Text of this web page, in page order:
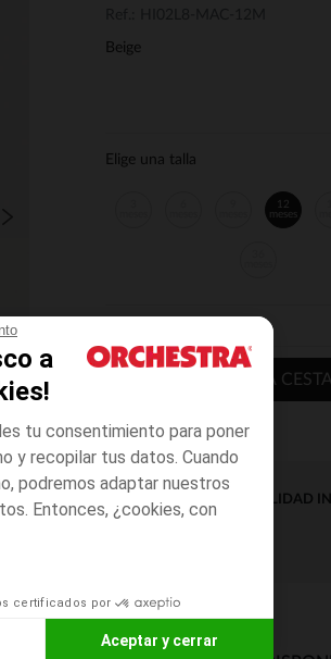
a
tu consentimiento para poner
y recopilar tus datos. Cuando
podremos adaptar nuestros
Entonces, ¿cookies, con
certificados por
Aceptar y cerrar
Beige
Elige una talla
12
meses
AÑADIR A LA CESTA
DISPONIBILIDAD